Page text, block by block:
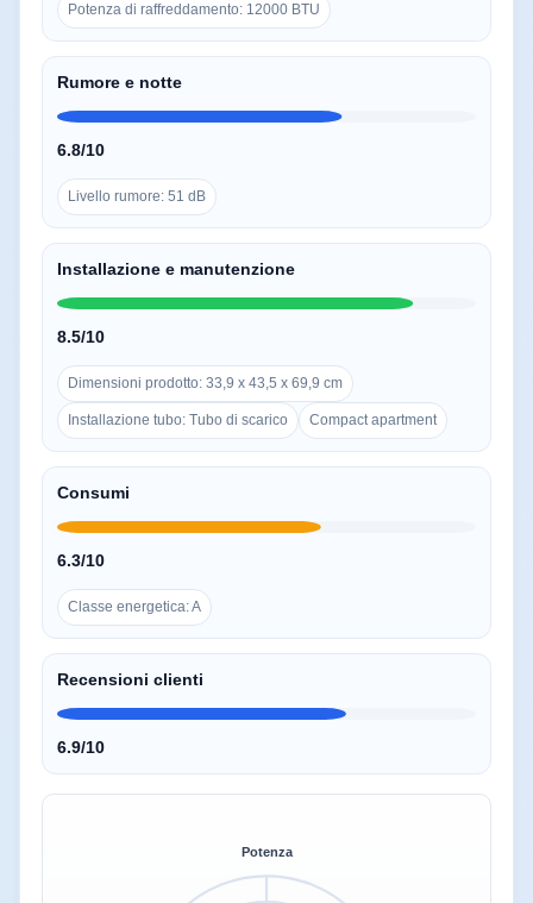
Potenza di raffreddamento: 12000 BTU
Rumore e notte
6.8/10
Livello rumore: 51 dB
Installazione e manutenzione
8.5/10
Dimensioni prodotto: 33,9 x 43,5 x 69,9 cm
Installazione tubo: Tubo di scarico Compact apartment
Consumi
6.3/10
Classe energetica: A
Recensioni clienti
6.9/10
Potenza